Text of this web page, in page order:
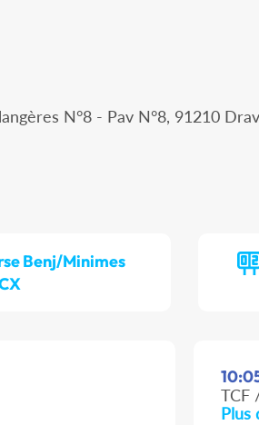
N°8 - Pav N°8, 91210
Benj/Minimes
TCF
Plus